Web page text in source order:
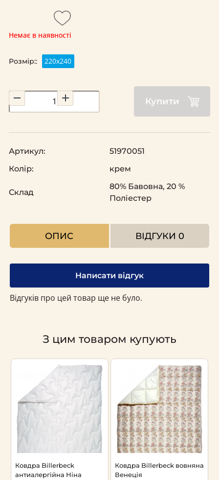
Немає в наявності
Розмір:: 220х240
Купити
Артикул:
51970051
Колір:
крем
Склад
80% Бавовна, 20 %
Поліестер
ОПИС ВІДГУКИ 0
Написати відгук
Відгуків про цей товар ще не було.
З цим товаром купують
Ковдра Billerbeck
антиалергійна Ніна
Ковдра Billerbeck вовняна
Венеція